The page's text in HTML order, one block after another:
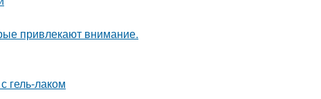
привлекают внимание.
гель-лаком